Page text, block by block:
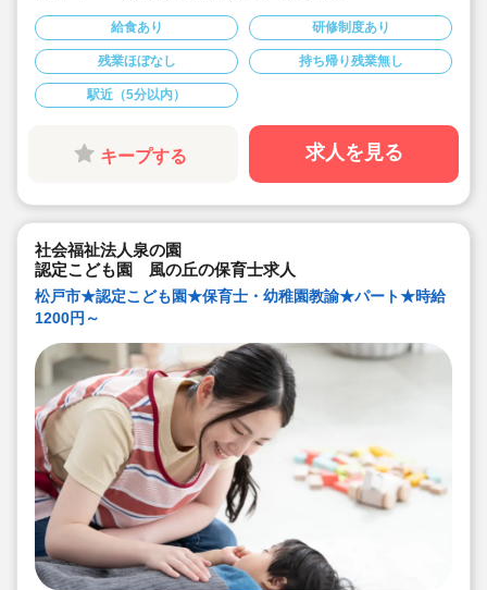
◆社会保険完備！
◆皆勤手当あり♪
◆保育教諭
給食あり 研修制度あり
残業ほぼなし 持ち帰り残業無し
駅近（5分以内）
キープする 求人を見る
社会福祉法人泉の園
認定こども園 風の丘の保育士求人
松戸市★認定こども園★保育士・幼稚園教諭★パート★時給
1200円～